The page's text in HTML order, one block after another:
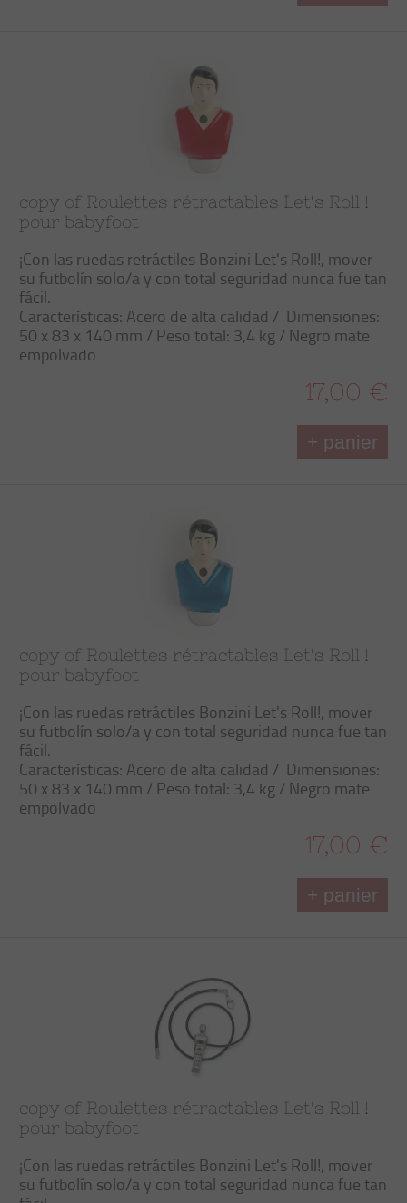
copy of Roulettes rétractables Let's Roll !
pour babyfoot
¡Con las ruedas retráctiles Bonzini Let's Roll!, mover
su futbolín solo/a y con total seguridad nunca fue tan
fácil.
Características: Acero de alta calidad / Dimensiones:
50 x 83 x 140 mm / Peso total: 3,4 kg / Negro mate
empolvado
17,00 €
+ panier
copy of Roulettes rétractables Let's Roll !
pour babyfoot
¡Con las ruedas retráctiles Bonzini Let's Roll!, mover
su futbolín solo/a y con total seguridad nunca fue tan
fácil.
Características: Acero de alta calidad / Dimensiones:
50 x 83 x 140 mm / Peso total: 3,4 kg / Negro mate
empolvado
17,00 €
+ panier
copy of Roulettes rétractables Let's Roll !
pour babyfoot
¡Con las ruedas retráctiles Bonzini Let's Roll!, mover
su futbolín solo/a y con total seguridad nunca fue tan